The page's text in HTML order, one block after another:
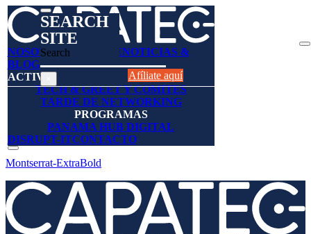
SEARCH
SITE
Search
NOSOTROSAFÍLIESENOTICIAS &
BLOGSDIRECTORIO
ACTIVIDADES
TECH & GREET Y COMITES
TARDE DE NETWORKING
PROGRAMAS
PANAMA HUB DIGITAL
DISRUPT-ITCONTACTO
Afíliate aquí
Montserrat-ExtraBold